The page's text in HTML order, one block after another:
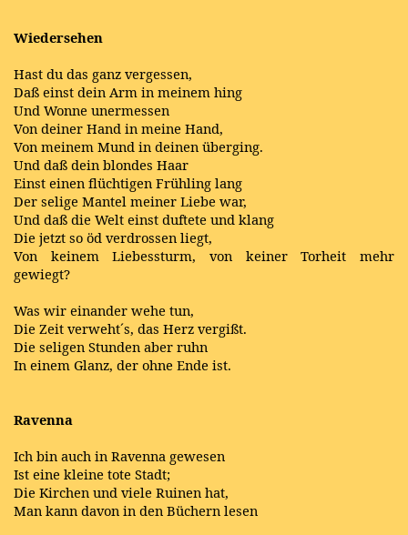
Wiedersehen
Hast du das ganz vergessen,
Daß einst dein Arm in meinem hing
Und Wonne unermessen
Von deiner Hand in meine Hand,
Von meinem Mund in deinen überging.
Und daß dein blondes Haar
Einst einen flüchtigen Frühling lang
Der selige Mantel meiner Liebe war,
Und daß die Welt einst duftete und klang
Die jetzt so öd verdrossen liegt,
Von keinem Liebessturm, von keiner Torheit mehr
gewiegt?
Was wir einander wehe tun,
Die Zeit verweht´s, das Herz vergißt.
Die seligen Stunden aber ruhn
In einem Glanz, der ohne Ende ist.
Ravenna
Ich bin auch in Ravenna gewesen
Ist eine kleine tote Stadt;
Die Kirchen und viele Ruinen hat,
Man kann davon in den Büchern lesen